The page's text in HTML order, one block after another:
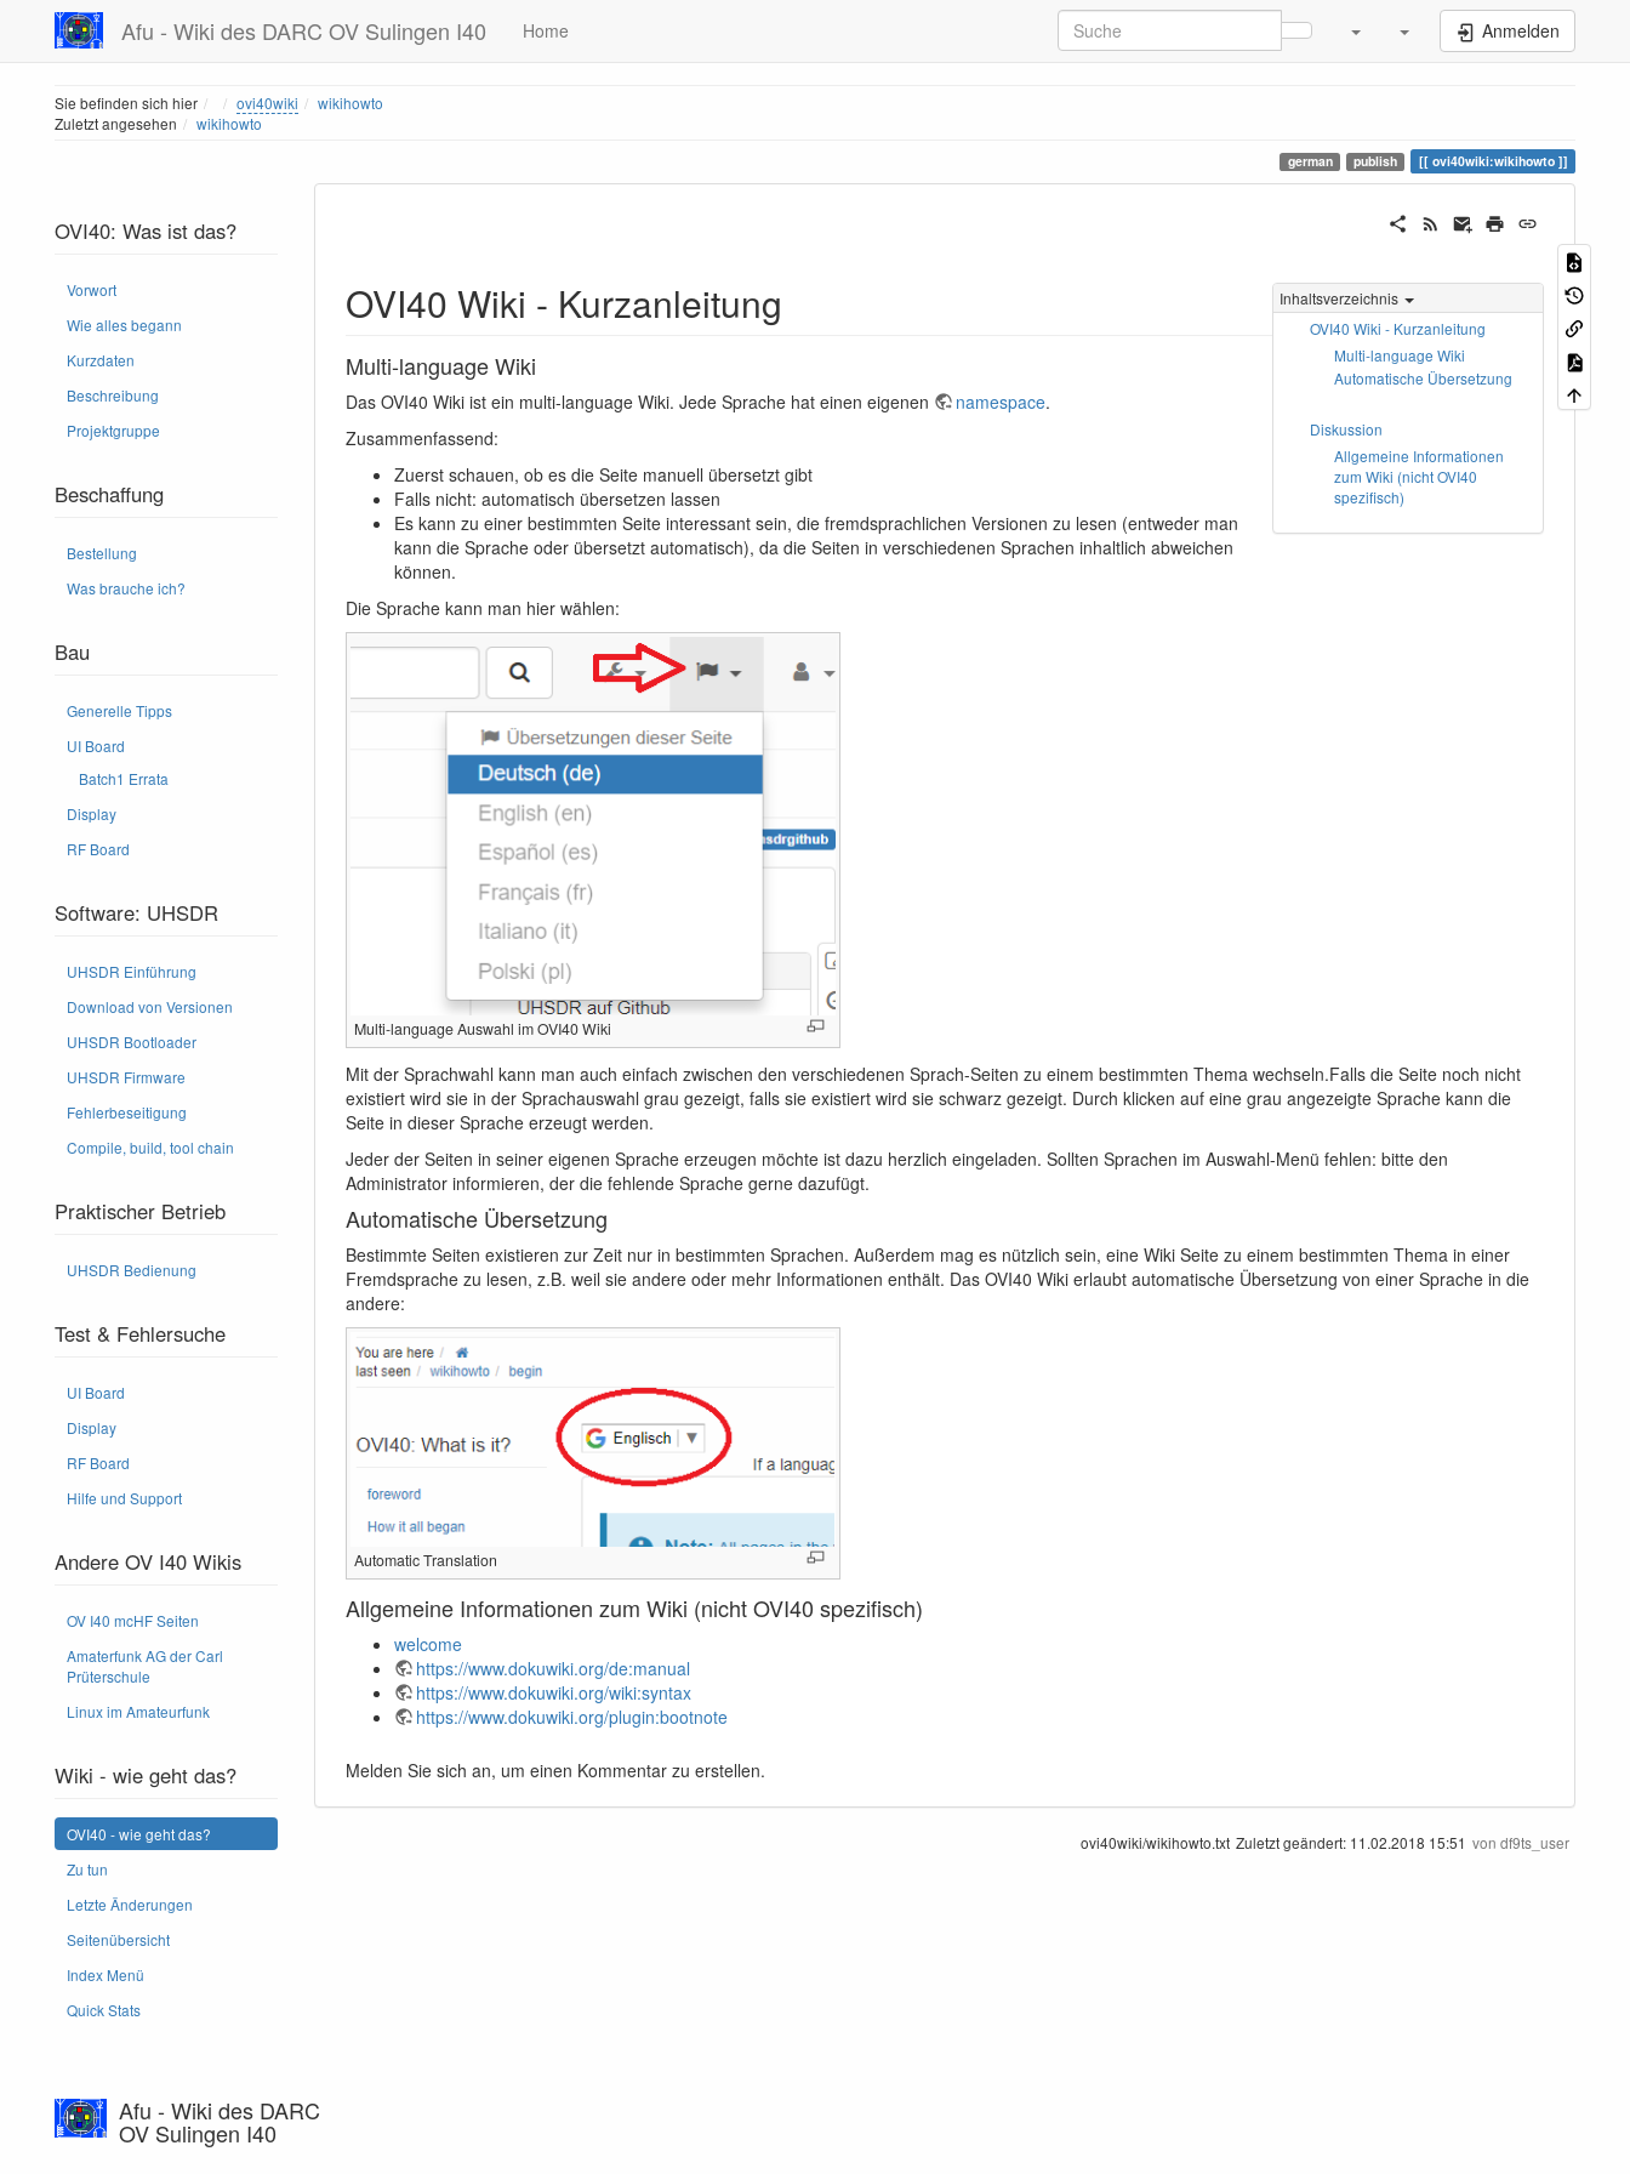
Afu - Wiki des DARC OV Sulingen I40 Home Anmelden
Sie befinden sich hier Home
ovi40wiki
wikihowto
Zuletzt angesehen
wikihowto
german publish ovi40wiki:wikihowto
OVI40: Was ist das?
Vorwort
Wie alles begann
Kurzdaten
Beschreibung
Projektgruppe
Beschaffung
Bestellung
Was brauche ich?
Bau
Generelle Tipps
UI Board
Batch1 Errata
Display
RF Board
Software: UHSDR
UHSDR Einführung
Download von Versionen
UHSDR Bootloader
UHSDR Firmware
Fehlerbeseitigung
Compile, build, tool chain
Praktischer Betrieb
UHSDR Bedienung
Test & Fehlersuche
UI Board
Display
RF Board
Hilfe und Support
Andere OV I40 Wikis
OV I40 mcHF Seiten
Amaterfunk AG der Carl
Prüterschule
Linux im Amateurfunk
Wiki - wie geht das?
OVI40 - wie geht das?
Zu tun
Letzte Änderungen
Seitenübersicht
Index Menü
Quick Stats
Inhaltsverzeichnis
OVI40 Wiki - Kurzanleitung
Multi-language Wiki
Automatische Übersetzung
Diskussion
Allgemeine Informationen
zum Wiki (nicht OVI40
spezifisch)
OVI40 Wiki - Kurzanleitung
Multi-language Wiki
Das OVI40 Wiki ist ein multi-language Wiki. Jede Sprache hat einen eigenen namespace.
Zusammenfassend:
Zuerst schauen, ob es die Seite manuell übersetzt gibt
Falls nicht: automatisch übersetzen lassen
Es kann zu einer bestimmten Seite interessant sein, die fremdsprachlichen Versionen zu lesen (entweder man
kann die Sprache oder übersetzt automatisch), da die Seiten in verschiedenen Sprachen inhaltlich abweichen
können.
Die Sprache kann man hier wählen:
Multi-language Auswahl im OVI40 Wiki
Mit der Sprachwahl kann man auch einfach zwischen den verschiedenen Sprach-Seiten zu einem bestimmten Thema wechseln.Falls die Seite noch nicht
existiert wird sie in der Sprachauswahl grau gezeigt, falls sie existiert wird sie schwarz gezeigt. Durch klicken auf eine grau angezeigte Sprache kann die
Seite in dieser Sprache erzeugt werden.
Jeder der Seiten in seiner eigenen Sprache erzeugen möchte ist dazu herzlich eingeladen. Sollten Sprachen im Auswahl-Menü fehlen: bitte den
Administrator informieren, der die fehlende Sprache gerne dazufügt.
Automatische Übersetzung
Bestimmte Seiten existieren zur Zeit nur in bestimmten Sprachen. Außerdem mag es nützlich sein, eine Wiki Seite zu einem bestimmten Thema in einer
Fremdsprache zu lesen, z.B. weil sie andere oder mehr Informationen enthält. Das OVI40 Wiki erlaubt automatische Übersetzung von einer Sprache in die
andere:
Automatic Translation
Allgemeine Informationen zum Wiki (nicht OVI40 spezifisch)
welcome
https://www.dokuwiki.org/de:manual
https://www.dokuwiki.org/wiki:syntax
https://www.dokuwiki.org/plugin:bootnote
Melden Sie sich an, um einen Kommentar zu erstellen.
ovi40wiki/wikihowto.txt Zuletzt geändert: 11.02.2018 15:51 von df9ts_user
Afu - Wiki des DARC
OV Sulingen I40